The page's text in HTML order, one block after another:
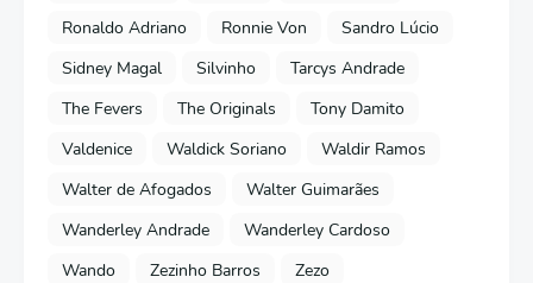
Ronaldo Adriano
Ronnie Von
Sandro Lúcio
Sidney Magal
Silvinho
Tarcys Andrade
The Fevers
The Originals
Tony Damito
Valdenice
Waldick Soriano
Waldir Ramos
Walter de Afogados
Walter Guimarães
Wanderley Andrade
Wanderley Cardoso
Wando
Zezinho Barros Zezo